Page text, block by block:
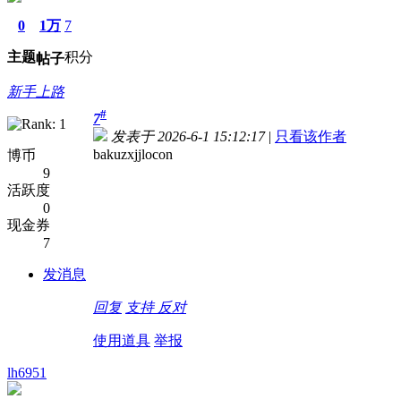
0
主题
1万
帖子
7
积分
新手上路
博币
9
活跃度
0
现金券
7
发消息
7#
发表于 2026-6-1 15:12:17 | 只看该作者
bakuzxjjlocon
回复 支持 反对
使用道具 举报
lh6951